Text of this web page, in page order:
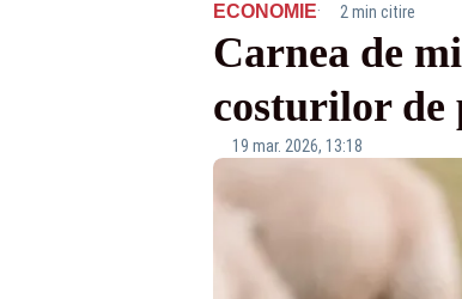
ECONOMIE· 2 min citire
Carnea de
costurilor de
19 mar. 2026, 13:18